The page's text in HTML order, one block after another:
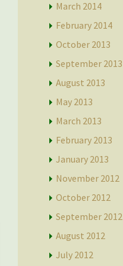
March 2014
February 2014
October 2013
September 2013
August 2013
May 2013
March 2013
February 2013
January 2013
November 2012
October 2012
September 2012
August 2012
July 2012